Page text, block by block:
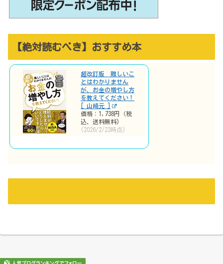
【絶対読むべき】おすすめ本
超改訂版 難しいこ
とはわかりません
が、お金の増やし方
を教えてください！
[ 山崎元 ]
価格：1,738円（税
込、送料無料)
(2026/2/23時点)